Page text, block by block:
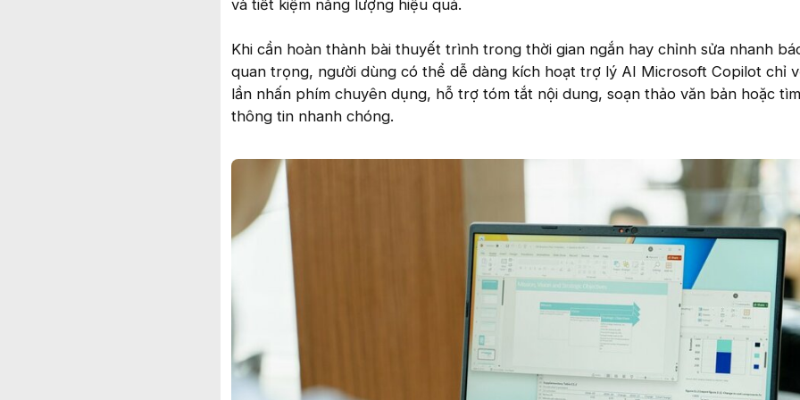
và tiết kiệm năng lượng hiệu quả.
Khi cần hoàn thành bài thuyết trình trong thời gian ngắn hay chỉnh sửa nhanh
quan trọng, người dùng có thể dễ dàng kích hoạt trợ lý AI Microsoft Copilot chỉ
lần nhấn phím chuyên dụng, hỗ trợ tóm tắt nội dung, soạn thảo văn bản hoặc
thông tin nhanh chóng.